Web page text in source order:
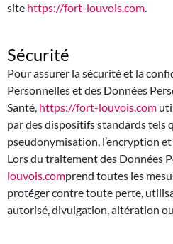
site https://fort-louvois.com.
Sécurité
Pour assurer la sécurité et la
Personnelles et des Données
Santé, https://fort-louvois.com
par des dispositifs standards tels
pseudonymisation, l’encryption
Lors du traitement des Données
louvois.comprend toutes les
protéger contre toute perte,
autorisé, divulgation, altération